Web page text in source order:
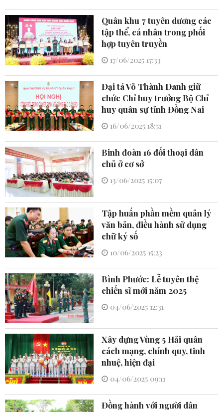
Quân khu 7 tuyên dương các
tập thể, cá nhân trong phối
hợp tuyên truyền
17/06/2025 17:33
Đại tá Võ Thành Danh giữ
chức Chỉ huy trưởng Bộ Chỉ
huy quân sự tỉnh Đồng Nai
16/06/2025 18:51
Binh đoàn 16 đối thoại dân
chủ ở cơ sở
13/06/2025 15:07
Tập huấn phần mềm quản lý
văn bản, điều hành sử dụng
chữ ký số
10/06/2025 15:23
Bình Phước: Lễ tuyên thệ
chiến sĩ mới năm 2025
04/06/2025 12:31
Xây dựng Vùng 5 Hải quân
cách mạng, chính quy, tinh
nhuệ, hiện đại
04/06/2025 09:11
Đồng hành với người dân